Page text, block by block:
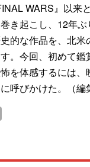
WARS』以来
き起こし、12年
的な作品を、北
。今回、初めて
を体感するには
呼びかけた。（編